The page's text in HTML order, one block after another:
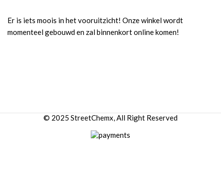
Er is iets moois in het vooruitzicht! Onze winkel wordt
momenteel gebouwd en zal binnenkort online komen!
© 2025 StreetChemx, All Right Reserved